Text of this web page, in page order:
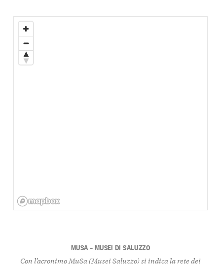
MUSA – MUSEI DI SALUZZO
Con l’acronimo MuSa (Musei Saluzzo) si indica la rete dei